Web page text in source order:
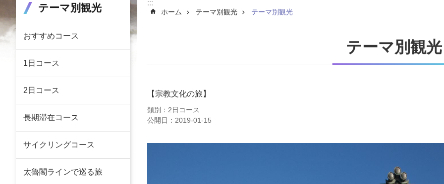
テーマ別観光
おすすめコース
1日コース
2日コース
長期滞在コース
サイクリングコース
太魯閣ラインで巡る旅
:::
ホーム テーマ別観光 テーマ別観光
テーマ別観光
【宗教文化の旅】
類別：2日コース
公開日：2019-01-15